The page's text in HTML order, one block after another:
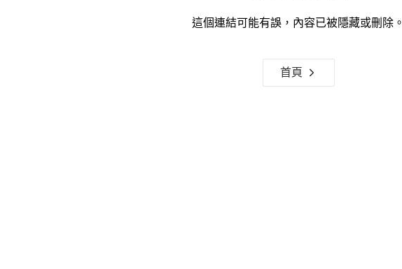
這個連結可能有誤，內容已被隱藏或刪除。
首頁